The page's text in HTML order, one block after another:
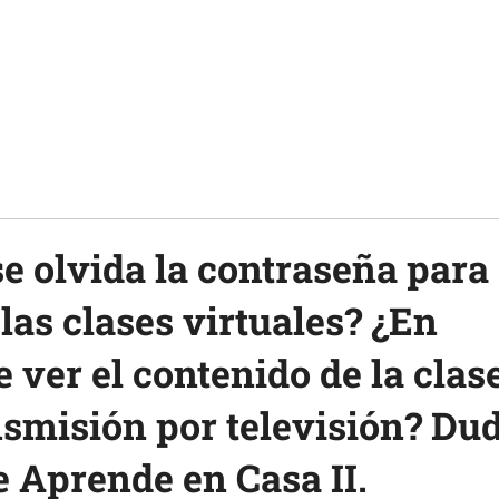
olvida la contraseña para
clases virtuales? ¿En
ver el contenido de la
por televisión?
Aprende en Casa II.